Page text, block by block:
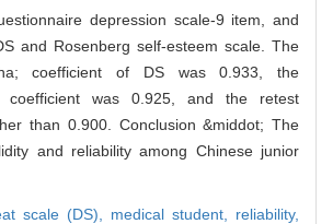
depression scale-9 item, and
and Rosenberg self-esteem scale. The
coefficient of DS was 0.933, the
coefficient was 0.925, and the retest
than 0.900. Conclusion &middot; The
and reliability among Chinese junior
scale (DS), medical student, reliability,